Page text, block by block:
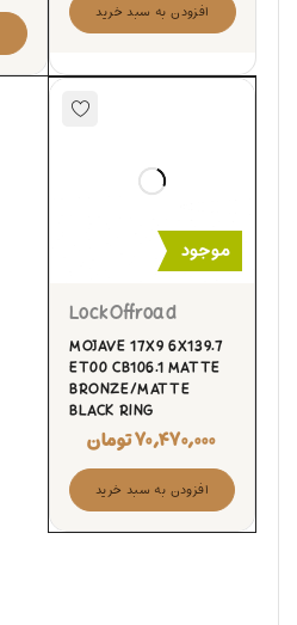
افزودن به سبد خرید
موجود
LockOffroad
MOJAVE 17X9 6X139.7
ET00 CB106.1 MATTE
BRONZE/MATTE
BLACK RING
۷۰,۴۷۰,۰۰۰تومان
افزودن به سبد خرید